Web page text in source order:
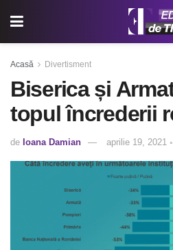
Acasă Divertisment
Biserica și
topul încrederii
de Ioana Damian aprilie 19, 2021